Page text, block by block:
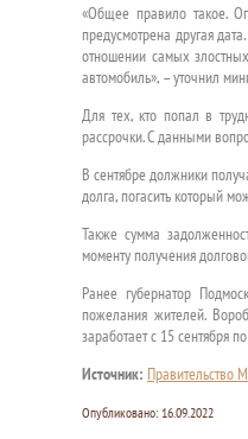
«Общее правило такое.
предусмотрена другая
отношении самых
автомобиль», – уточнил
Для тех, кто попал в
рассрочки. С данными
В сентябре должники
долга, погасить который
Также сумма
моменту получения
Ранее губернатор
пожелания жителей.
заработает с 15 сентября
Источник: Правительство
Опубликовано: 16.09.2022